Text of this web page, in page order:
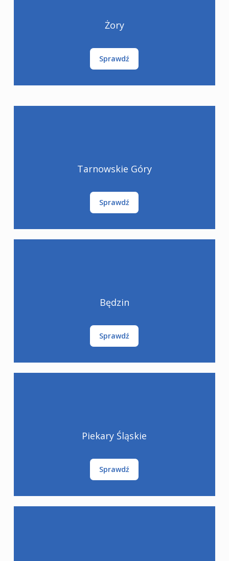
Żory
Sprawdź
Tarnowskie Góry
Sprawdź
Będzin
Sprawdź
Piekary Śląskie
Sprawdź